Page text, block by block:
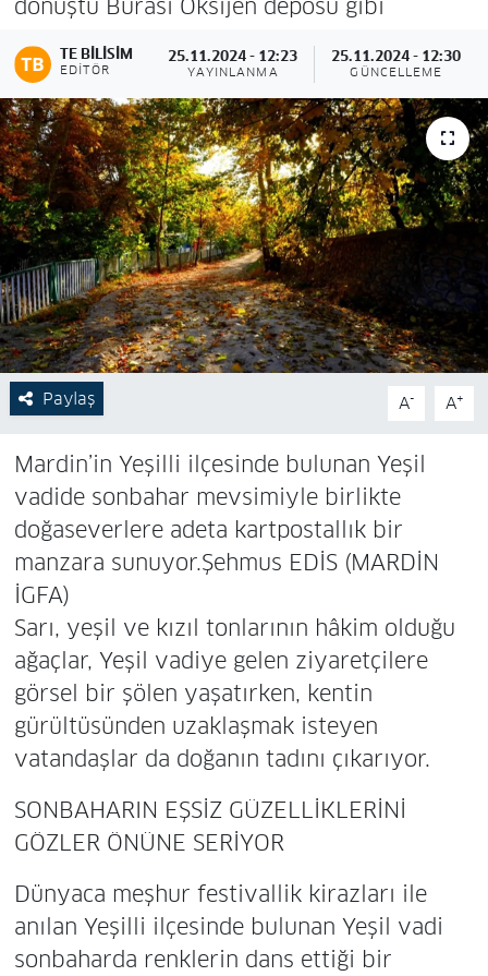
dönüştü Burası Oksijen deposu gibi
TE BILISIM
EDITÖR
25.11.2024 - 12:23
YAYINLANMA
25.11.2024 - 12:30
GÜNCELLEME
Paylaş A- A+
Mardin’in Yeşilli ilçesinde bulunan Yeşil
vadide sonbahar mevsimiyle birlikte
doğaseverlere adeta kartpostallık bir
manzara sunuyor.Şehmus EDİS (MARDİN
İGFA)
Sarı, yeşil ve kızıl tonlarının hâkim olduğu
ağaçlar, Yeşil vadiye gelen ziyaretçilere
görsel bir şölen yaşatırken, kentin
gürültüsünden uzaklaşmak isteyen
vatandaşlar da doğanın tadını çıkarıyor.
SONBAHARIN EŞSİZ GÜZELLİKLERİNİ
GÖZLER ÖNÜNE SERİYOR
Dünyaca meşhur festivallik kirazları ile
anılan Yeşilli ilçesinde bulunan Yeşil vadi
sonbaharda renklerin dans ettiği bir